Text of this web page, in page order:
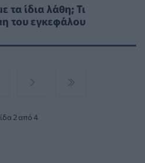
τα ίδια λάθη; Τι
του εγκεφάλου
2 από 4